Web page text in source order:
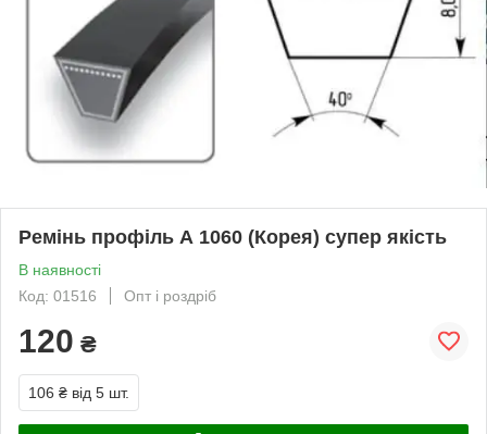
Ремінь профіль А 1060 (Корея) супер якість
В наявності
Код: 01516
Опт і роздріб
120 ₴
106 ₴ від 5 шт.